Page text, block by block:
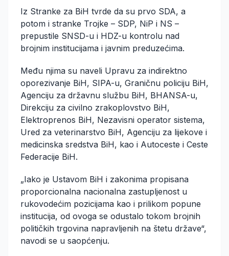
Iz Stranke za BiH tvrde da su prvo SDA, a
potom i stranke Trojke – SDP, NiP i NS –
prepustile SNSD-u i HDZ-u kontrolu nad
brojnim institucijama i javnim preduzećima.
Među njima su naveli Upravu za indirektno
oporezivanje BiH, SIPA-u, Graničnu policiju BiH,
Agenciju za državnu službu BiH, BHANSA-u,
Direkciju za civilno zrakoplovstvo BiH,
Elektroprenos BiH, Nezavisni operator sistema,
Ured za veterinarstvo BiH, Agenciju za lijekove i
medicinska sredstva BiH, kao i Autoceste i Ceste
Federacije BiH.
„Iako je Ustavom BiH i zakonima propisana
proporcionalna nacionalna zastupljenost u
rukovodećim pozicijama kao i prilikom popune
institucija, od ovoga se odustalo tokom brojnih
političkih trgovina napravljenih na štetu države“,
navodi se u saopćenju.